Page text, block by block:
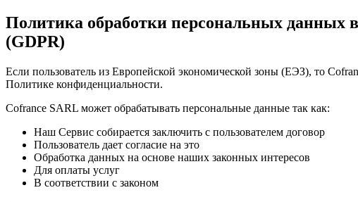
Политика обработки персональных данных
(GDPR)
Если пользователь из Европейской экономической зоны (ЕЭЗ), то
Политике конфиденциальности.
Cofrance SARL может обрабатывать персональные данные так как:
Наш Сервис собирается заключить с пользователем договор
Пользователь дает согласие на это
Обработка данных на основе наших законных интересов
Для оплаты услуг
В соответствии с законом